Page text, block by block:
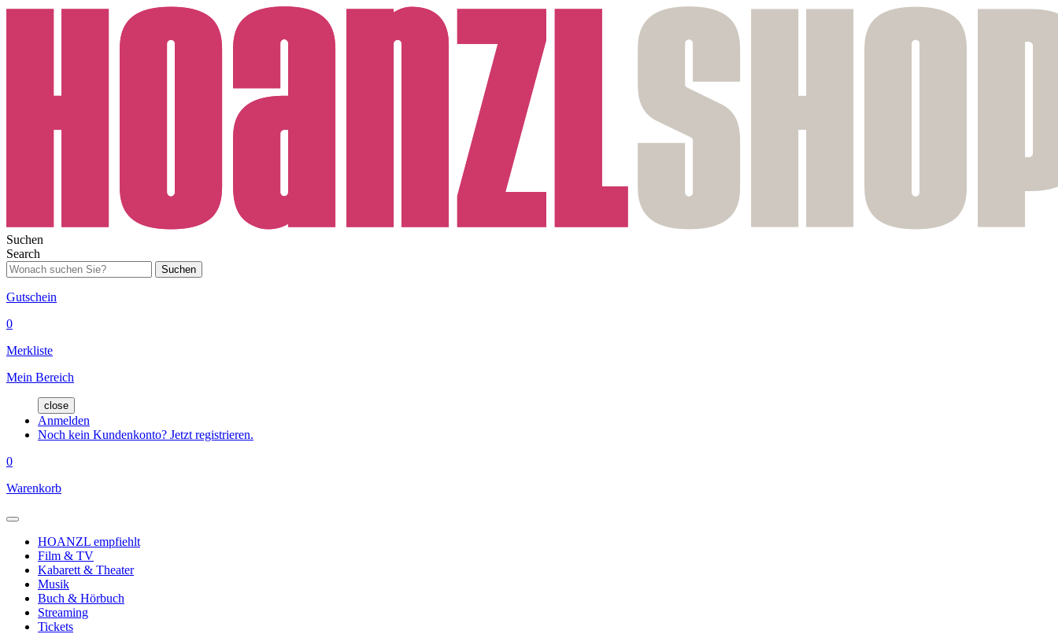
Suchen
Search
Suchen
Gutschein
0
Merkliste
Mein Bereich
close
Anmelden
Noch kein Kundenkonto? Jetzt registrieren.
0
Warenkorb
HOANZL empfiehlt
Film & TV
Kabarett & Theater
Musik
Buch & Hörbuch
Streaming
Tickets